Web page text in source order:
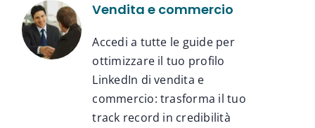
Vendita e commercio
Accedi a tutte le guide per
ottimizzare il tuo profilo
LinkedIn di vendita e
commercio: trasforma il tuo
track record in credibilità